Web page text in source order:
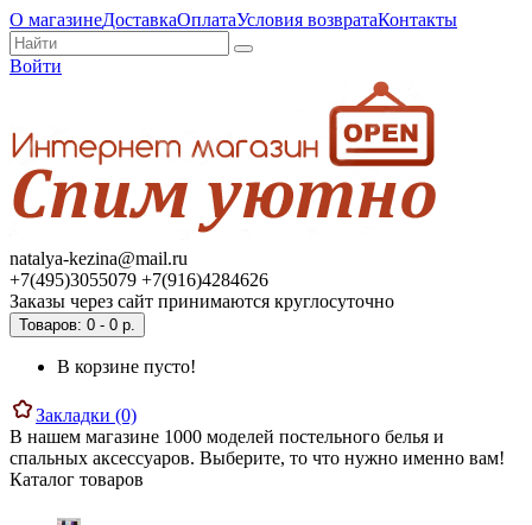
О магазинеДоставкаОплатаУсловия возвратаКонтакты
Войти
natalya-kezina@mail.ru
+7(495)3055079 +7(916)4284626
Заказы через сайт принимаются круглосуточно
Товаров: 0 - 0 р.
В корзине пусто!
Закладки (0)
В нашем магазине 1000 моделей постельного белья и
спальных аксессуаров. Выберите, то что нужно именно вам!
Каталог товаров